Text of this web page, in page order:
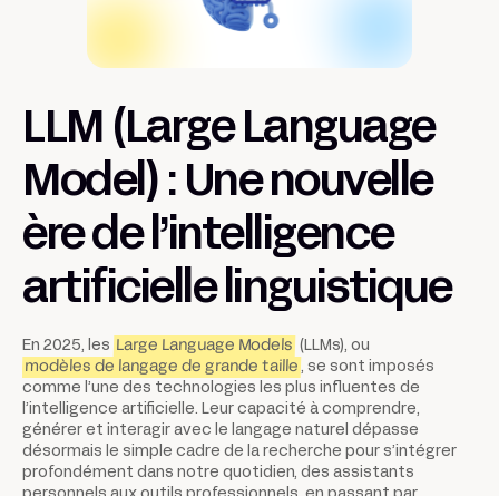
LLM (Large Language
Model) : Une nouvelle
ère de l’intelligence
artificielle linguistique
En 2025, les Large Language Models (LLMs), ou
modèles de langage de grande taille , se sont imposés
comme l’une des technologies les plus influentes de
l’intelligence artificielle. Leur capacité à comprendre,
générer et interagir avec le langage naturel dépasse
désormais le simple cadre de la recherche pour s’intégrer
profondément dans notre quotidien, des assistants